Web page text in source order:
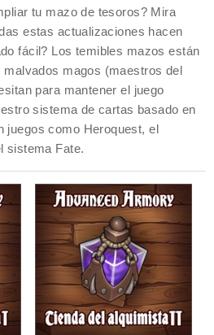
tu mazo de tesoros? Mira
estas actualizaciones hacen
fácil? Los temibles mazos están
magos (maestros del
para mantener el juego
sistema de cartas basado en
juegos como Heroquest, el
sistema Fate.